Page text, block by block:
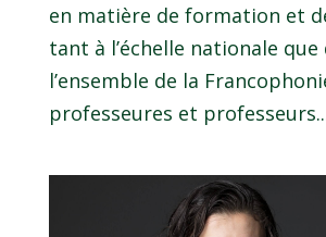
en matière de formation et
tant à l’échelle nationale que
l’ensemble de la
professeures et